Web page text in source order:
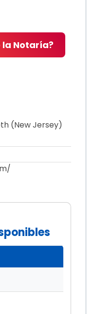
la Notaría?
(New Jersey)